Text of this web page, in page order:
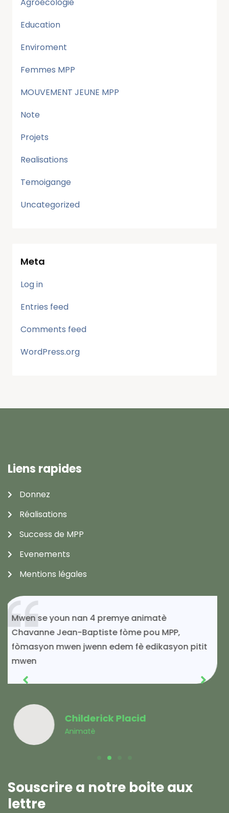
Education
Enviroment
Femmes MPP
MOUVEMENT JEUNE MPP
Note
Projets
Realisations
Temoigange
Uncategorized
Meta
Log in
Entries feed
Comments feed
WordPress.org
Liens rapides
Donnez
Réalisations
Success de MPP
Evenements
Mentions légales
Si mwen kontinye ap viv toujou gras ak
solidarite MPP.
Souscrire a notre boite aux
lettre